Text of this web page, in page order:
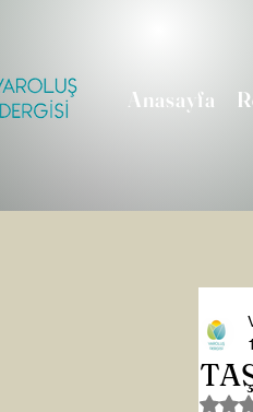
Anasayfa